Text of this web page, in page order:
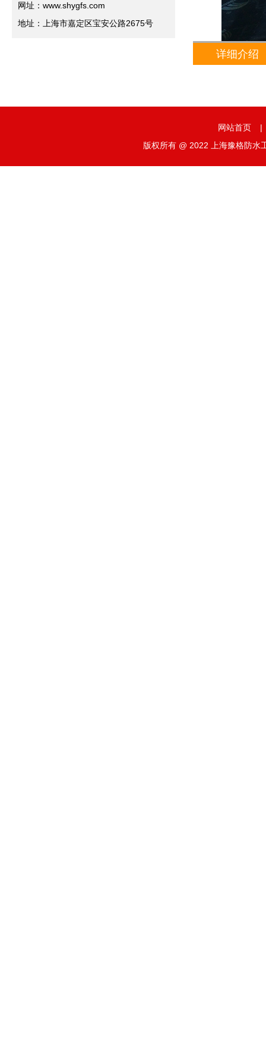
网址：www.shygfs.com
地址：上海市嘉定区宝安公路2675号
详细介绍
网站首页
|
版权所有 @ 2022 上海豫格防水